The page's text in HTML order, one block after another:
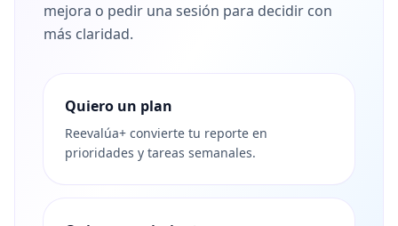
mejora o pedir una sesión para decidir con
más claridad.
Quiero un plan
Reevalúa+ convierte tu reporte en
prioridades y tareas semanales.